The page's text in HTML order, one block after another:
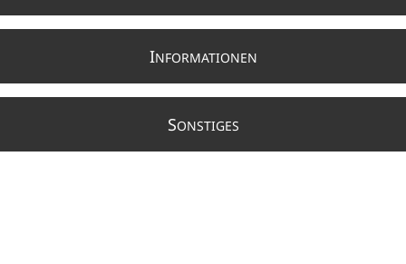
INFORMATIONEN
SONSTIGES